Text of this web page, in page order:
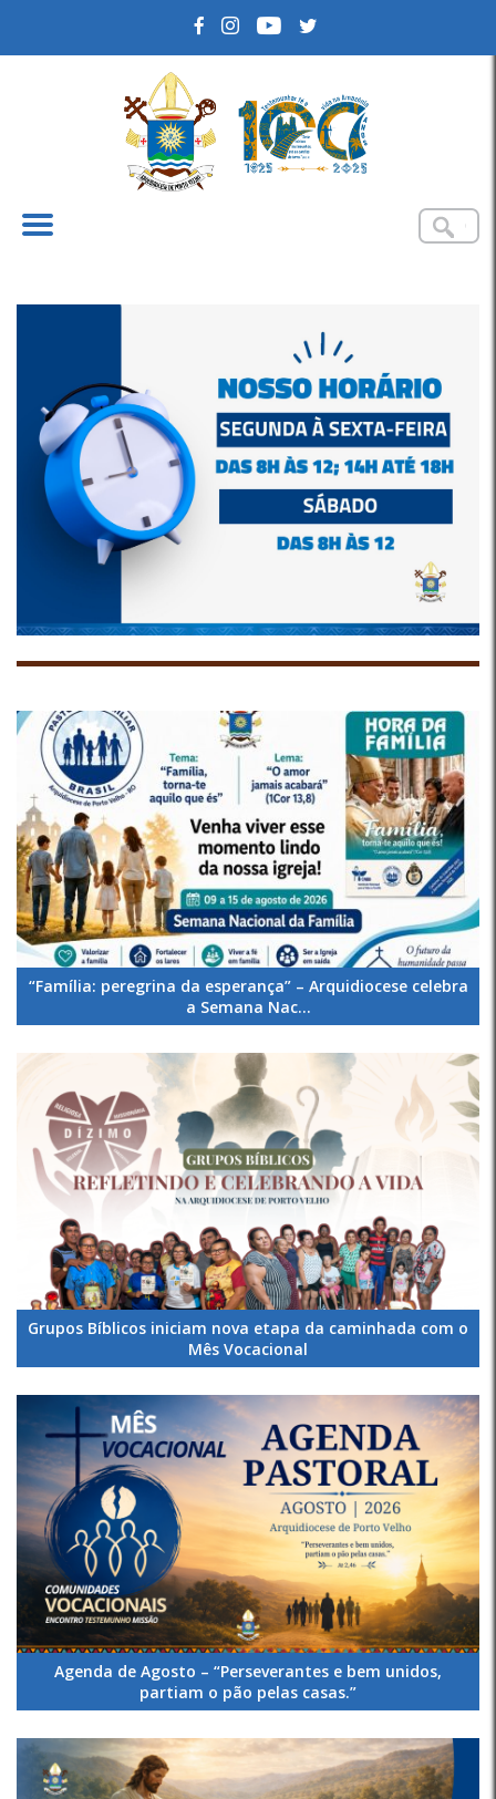
“Família: peregrina da esperança” – Arquidiocese celebra
a Semana Nac...
Grupos Bíblicos iniciam nova etapa da caminhada com o
Mês Vocacional
Agenda de Agosto – “Perseverantes e bem unidos,
partiam o pão pelas casas.”